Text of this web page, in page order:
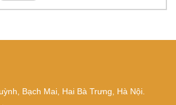
Bạch Mai, Hai Bà Trưng, Hà Nội.